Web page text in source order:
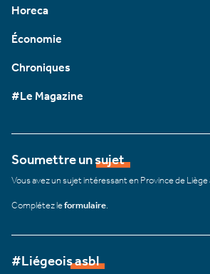
Horeca
Économie
Chroniques
#Le Magazine
Soumettre un sujet
Vous avez un sujet intéressant en Province de
Complétez leformulaire
#Liégeois asbl